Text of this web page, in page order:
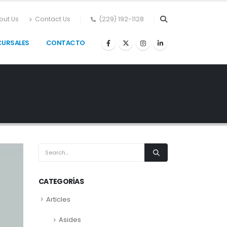
Us Contact Us (229) 192-1128
CONTACTO
CATEGORÍAS
Articles
Asides